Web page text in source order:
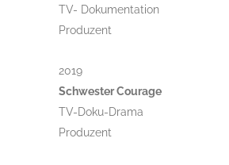
TV- Dokumentation
Produzent
2019
Schwester Courage
TV-Doku-Drama
Produzent